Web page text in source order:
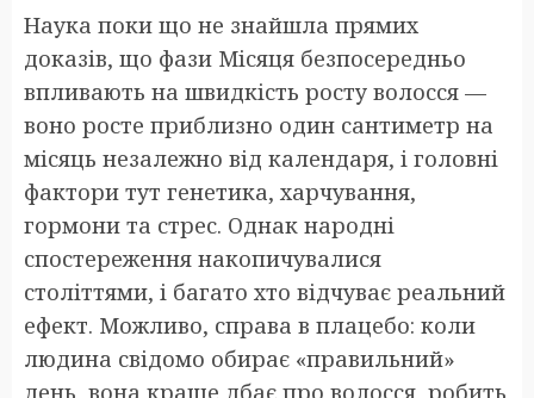
Наука поки що не знайшла прямих
доказів, що фази Місяця безпосередньо
впливають на швидкість росту волосся —
воно росте приблизно один сантиметр на
місяць незалежно від календаря, і головні
фактори тут генетика, харчування,
гормони та стрес. Однак народні
спостереження накопичувалися
століттями, і багато хто відчуває реальний
ефект. Можливо, справа в плацебо: коли
людина свідомо обирає «правильний»
день, вона краще дбає про волосся, робить